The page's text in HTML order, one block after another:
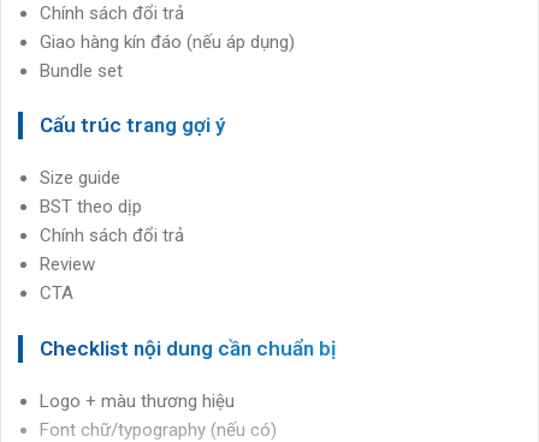
Chính sách đổi trả
Giao hàng kín đáo (nếu áp dụng)
Bundle set
Cấu trúc trang gợi ý
Size guide
BST theo dịp
Chính sách đổi trả
Review
CTA
Checklist nội dung cần chuẩn bị
Logo + màu thương hiệu
Font chữ/typography (nếu có)